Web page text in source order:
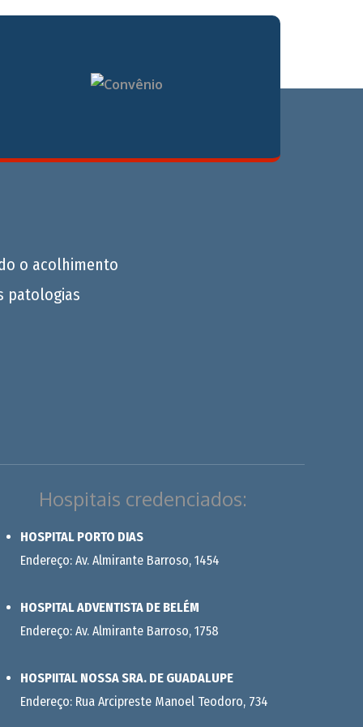
o acolhimento
patologias
Hospitais credenciados:
HOSPITAL PORTO DIAS
Endereço: Av. Almirante Barroso, 1454
HOSPITAL ADVENTISTA DE BELÉM
Endereço: Av. Almirante Barroso, 1758
HOSPIITAL NOSSA SRA. DE GUADALUPE
Endereço: Rua Arcipreste Manoel Teodoro, 734